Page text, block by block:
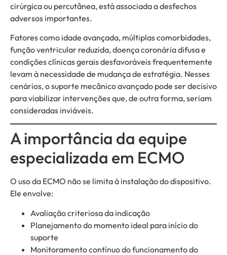
cirúrgica ou percutânea, está associada a desfechos
adversos importantes.
Fatores como idade avançada, múltiplas comorbidades,
função ventricular reduzida, doença coronária difusa e
condições clínicas gerais desfavoráveis frequentemente
levam à necessidade de mudança de estratégia. Nesses
cenários, o suporte mecânico avançado pode ser decisivo
para viabilizar intervenções que, de outra forma, seriam
consideradas inviáveis.
A importância da equipe
especializada em ECMO
O uso da ECMO não se limita à instalação do dispositivo.
Ele envolve:
Avaliação criteriosa da indicação
Planejamento do momento ideal para início do
suporte
Monitoramento contínuo do funcionamento do